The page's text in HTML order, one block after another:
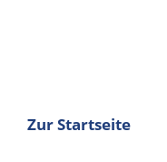
Zur Startseite